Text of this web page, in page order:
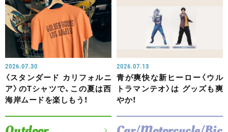
2026.07.30
〈スタンダード カリフォルニ
ア〉のTシャツで、この夏は西
海岸ムードを楽しもう！
2026.07.13
青が爽快な新ヒーロー〈ウル
トラマンテオ〉は グッズも爽
やか！